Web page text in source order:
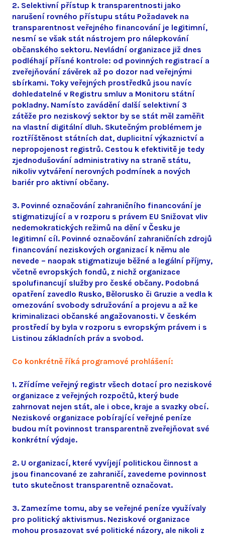
2. Selektivní přístup k transparentnosti jako
narušení rovného přístupu státu Požadavek na
transparentnost veřejného financování je legitimní,
nesmí se však stát nástrojem pro nálepkování
občanského sektoru. Nevládní organizace již dnes
podléhají přísné kontrole: od povinných registrací a
zveřejňování závěrek až po dozor nad veřejnými
sbírkami. Toky veřejných prostředků jsou navíc
dohledatelné v Registru smluv a Monitoru státní
pokladny. Namísto zavádění další selektivní 3
zátěže pro neziskový sektor by se stát měl zaměřit
na vlastní digitální dluh. Skutečným problémem je
roztříštěnost státních dat, duplicitní výkaznictví a
nepropojenost registrů. Cestou k efektivitě je tedy
zjednodušování administrativy na straně státu,
nikoliv vytváření nerovných podmínek a nových
bariér pro aktivní občany.
3. Povinné označování zahraničního financování je
stigmatizující a v rozporu s právem EU Snižovat vliv
nedemokratických režimů na dění v Česku je
legitimní cíl. Povinné označování zahraničních zdrojů
financování neziskových organizací k němu ale
nevede – naopak stigmatizuje běžné a legální příjmy,
včetně evropských fondů, z nichž organizace
spolufinancují služby pro české občany. Podobná
opatření zavedlo Rusko, Bělorusko či Gruzie a vedla k
omezování svobody sdružování a projevu a až ke
kriminalizaci občanské angažovanosti. V českém
prostředí by byla v rozporu s evropským právem i s
Listinou základních práv a svobod.
Co konkrétně říká programové prohlášení:
1. Zřídíme veřejný registr všech dotací pro neziskové
organizace z veřejných rozpočtů, který bude
zahrnovat nejen stát, ale i obce, kraje a svazky obcí.
Neziskové organizace pobírající veřejné peníze
budou mít povinnost transparentně zveřejňovat své
konkrétní výdaje.
2. U organizací, které vyvíjejí politickou činnost a
jsou financované ze zahraničí, zavedeme povinnost
tuto skutečnost transparentně označovat.
3. Zamezíme tomu, aby se veřejné peníze využívaly
pro politický aktivismus. Neziskové organizace
mohou prosazovat své politické názory, ale nikoli z